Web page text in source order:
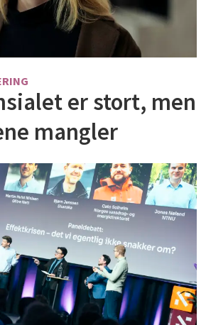
er stort, men
mangler